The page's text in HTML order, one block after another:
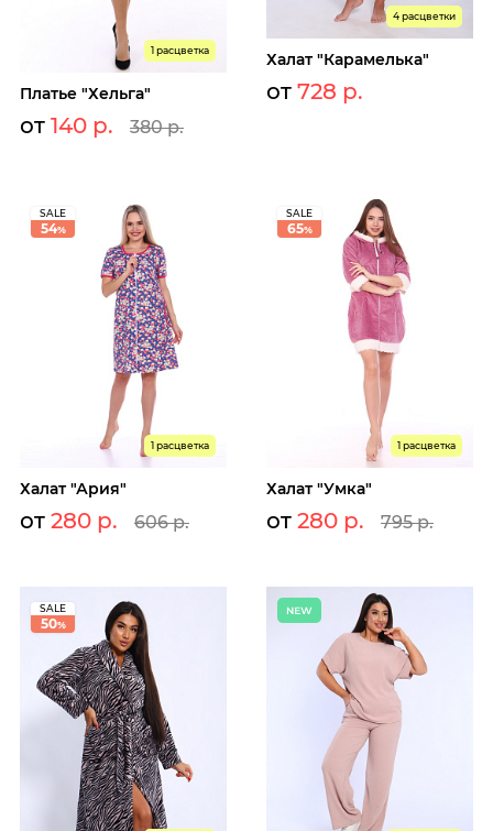
1 расцветка
Платье "Хельга"
от 140 р. 380 р.
4 расцветки
Халат "Карамелька"
от 728 р.
SALE
54%
1 расцветка
Халат "Ария"
от 280 р. 606 р.
SALE
65%
1 расцветка
Халат "Умка"
от 280 р. 795 р.
SALE
50%